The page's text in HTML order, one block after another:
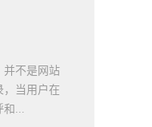
并不是网站
，当用户在
和...